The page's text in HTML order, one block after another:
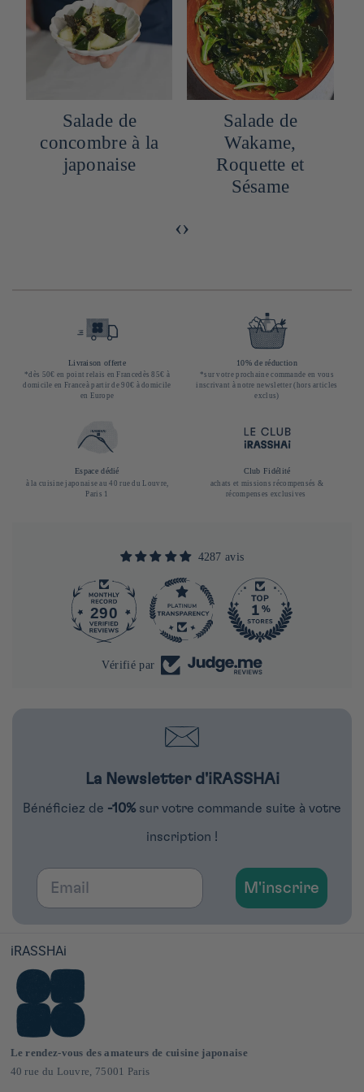
Salade de
concombre à la
japonaise
Salade de
Wakame,
Roquette et
Sésame
‹›
Livraison offerte
*dès 50€ en point relais en Francedès 85€ à
domicile en Franceà partir de 90€ à domicile
en Europe
10% de réduction
*sur votre prochaine commande en vous
inscrivant à notre newsletter (hors articles
exclus)
Espace dédié
à la cuisine japonaise au 40 rue du Louvre,
Paris 1
Club Fidélité
achats et missions récompensés &
récompenses exclusives
4287 avis
290
Vérifié par
La Newsletter d'iRASSHAi
Bénéficiez de -10% sur votre commande suite à votre
inscription !
Email
M'inscrire
iRASSHAi
Le rendez-vous des amateurs de cuisine japonaise
40 rue du Louvre, 75001 Paris